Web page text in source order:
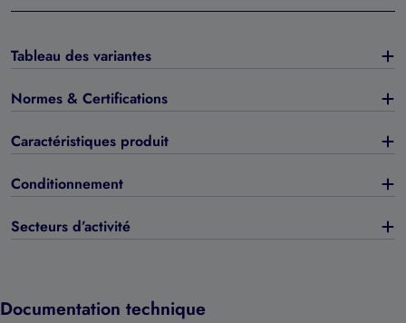
Tableau des variantes
Normes & Certifications
Caractéristiques produit
Conditionnement
Secteurs d’activité
Documentation technique